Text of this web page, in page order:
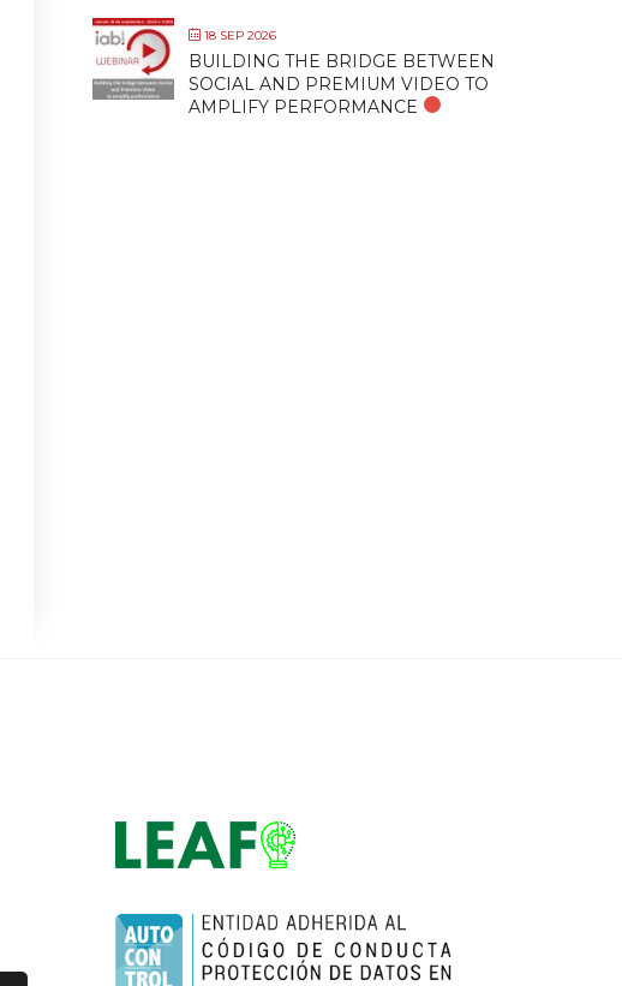
18 SEP 2026
BUILDING THE BRIDGE BETWEEN
SOCIAL AND PREMIUM VIDEO TO
AMPLIFY PERFORMANCE